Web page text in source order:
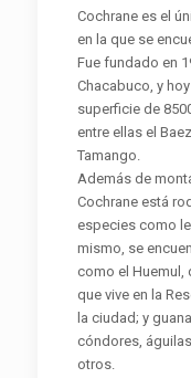
Cochrane es el
en la que se
Fue fundado en
Chacabuco, y
superficie de
entre ellas el
Tamango.
Además de
Cochrane está
especies como
mismo, se
como el Huemul,
que vive en la
la ciudad; y
cóndores,
otros.